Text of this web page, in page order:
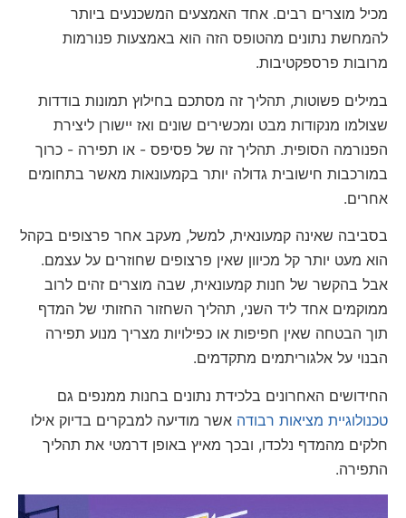
מכיל מוצרים רבים. אחד האמצעים המשכנעים ביותר
להמחשת נתונים מהטופס הזה הוא באמצעות פנורמות
מרובות פרספקטיבות.
במילים פשוטות, תהליך זה מסתכם בחילוץ תמונות בודדות
שצולמו מנקודות מבט ומכשירים שונים ואז יישורן ליצירת
הפנורמה הסופית. תהליך זה של פסיפס - או תפירה - כרוך
במורכבות חישובית גדולה יותר בקמעונאות מאשר בתחומים
אחרים.
בסביבה שאינה קמעונאית, למשל, מעקב אחר פרצופים בקהל
הוא מעט יותר קל מכיוון שאין פרצופים שחוזרים על עצמם.
אבל בהקשר של חנות קמעונאית, שבה מוצרים זהים לרוב
ממוקמים אחד ליד השני, תהליך השחזור החזותי של המדף
תוך הבטחה שאין חפיפות או כפילויות מצריך מנוע תפירה
הבנוי על אלגוריתמים מתקדמים.
החידושים האחרונים בלכידת נתונים בחנות ממנפים גם
טכנולוגיית מציאות רבודה אשר מודיעה למבקרים בדיוק אילו
חלקים מהמדף נלכדו, ובכך מאיץ באופן דרמטי את תהליך
התפירה.